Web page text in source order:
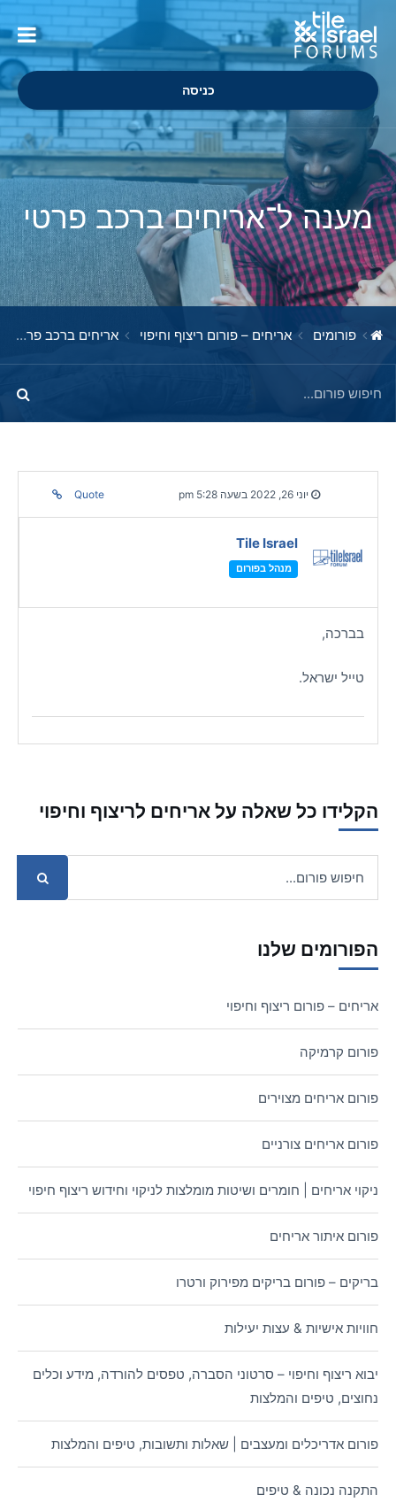
כניסה
מענה ל־אריחים ברכב פרטי
פורומים אריחים – פורום ריצוף וחיפוי אריחים ברכב פרטי
יוני 26, 2022 בשעה 5:28 pm Quote
Tile Israel
מנהל בפורום
בברכה,
טייל ישראל.
הקלידו כל שאלה על אריחים לריצוף וחיפוי
הפורומים שלנו
אריחים – פורום ריצוף וחיפוי
פורום קרמיקה
פורום אריחים מצוירים
פורום אריחים צורניים
ניקוי אריחים | חומרים ושיטות מומלצות לניקוי וחידוש ריצוף חיפוי
פורום איתור אריחים
בריקים – פורום בריקים מפירוק ורטרו
חוויות אישיות & עצות יעילות
יבוא ריצוף וחיפוי – סרטוני הסברה, טפסים להורדה, מידע וכלים
נחוצים, טיפים והמלצות
פורום אדריכלים ומעצבים | שאלות ותשובות, טיפים והמלצות
התקנה נכונה & טיפים